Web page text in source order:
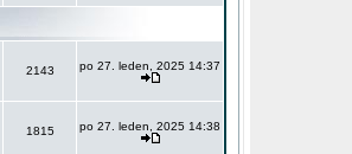
2143 po 27. leden, 2025 14:37
1815 po 27. leden, 2025 14:38